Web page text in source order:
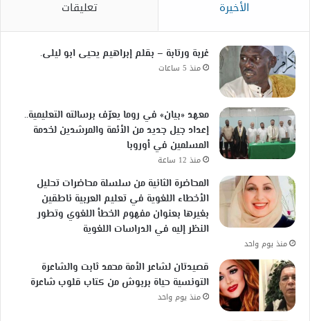
الأخيرة تعليقات
غربة ورتابة – بقلم إبراهيم يحيى ابو ليلى.
منذ 5 ساعات
معهد «بيان» في روما يعرّف برسالته التعليمية..
إعداد جيل جديد من الأئمة والمرشدين لخدمة
المسلمين في أوروبا
منذ 12 ساعة
المحاضرة الثانية من سلسلة محاضرات تحليل
الأخطاء اللغوية في تعليم العربية ناطقين
بغيرها بعنوان مفهوم الخطأ اللغوي وتطور
النظر إليه في الدراسات اللغوية
منذ يوم واحد
قصيدتان لشاعر الأمة محمد ثابت والشاعرة
التونسية حياة بربوش من كتاب قلوب شاعرة
منذ يوم واحد